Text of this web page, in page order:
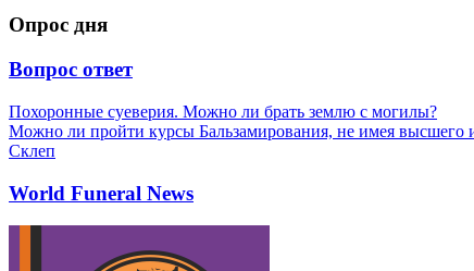
Опрос дня
Вопрос ответ
Похоронные суеверия. Можно ли брать землю с могилы?
Можно ли пройти курсы Бальзамирования, не имея высшего
Склеп
World Funeral News